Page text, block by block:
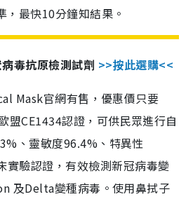
，最快10分鐘知結果。
毒抗原檢測試劑 >>按此選購<<
Mask官網有售，優惠價只要
盟CE1434認證，可供民眾進行自
、靈敏度96.4%、特異性
實驗認證，有效檢測新冠病毒變
及Delta變種病毒。使用鼻拭子